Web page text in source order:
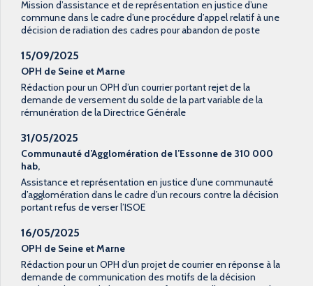
Mission d’assistance et de représentation en justice d’une
commune dans le cadre d’une procédure d’appel relatif à une
décision de radiation des cadres pour abandon de poste
15/09/2025
OPH de Seine et Marne
Rédaction pour un OPH d’un courrier portant rejet de la
demande de versement du solde de la part variable de la
rémunération de la Directrice Générale
31/05/2025
Communauté d’Agglomération de l’Essonne de 310 000
hab,
Assistance et représentation en justice d’une communauté
d’agglomération dans le cadre d’un recours contre la décision
portant refus de verser l’ISOE
16/05/2025
OPH de Seine et Marne
Rédaction pour un OPH d’un projet de courrier en réponse à la
demande de communication des motifs de la décision